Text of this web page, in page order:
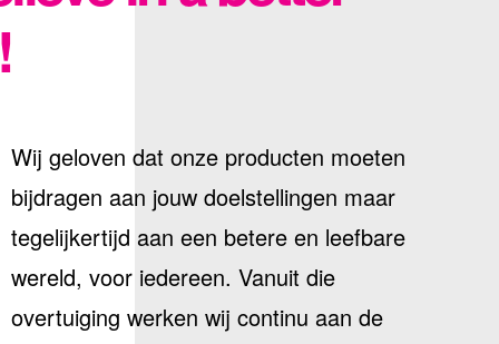
Wij geloven dat onze producten moeten
bijdragen aan jouw doelstellingen maar
tegelijkertijd aan een betere en leefbare
wereld, voor iedereen. Vanuit die
overtuiging werken wij continu aan de